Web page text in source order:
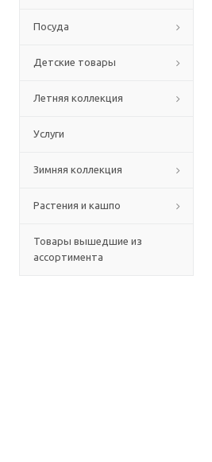
Посуда
Детские товары
Летняя коллекция
Услуги
Зимняя коллекция
Растения и кашпо
Товары вышедшие из
ассортимента